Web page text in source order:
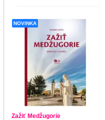
NOVINKA
Zažiť Medžugorie